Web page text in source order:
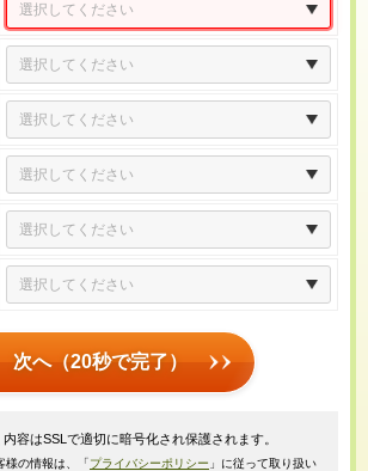
次へ（20秒で完了）
容はSSLで適切に暗号化され保護されます。
様の情報は、「プライバシーポリシー 」に従って取り扱い